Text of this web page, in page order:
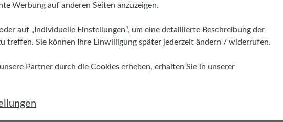
Werbung auf anderen Seiten anzuzeigen.
auf „Individuelle Einstellungen“, um eine detaillierte Beschreibung der
treffen. Sie können Ihre Einwilligung später jederzeit ändern / widerrufen.
Partner durch die Cookies erheben, erhalten Sie in unserer